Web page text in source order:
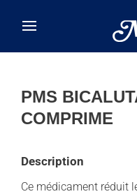
PMS
COMPRIME
Description
Ce médicament réduit